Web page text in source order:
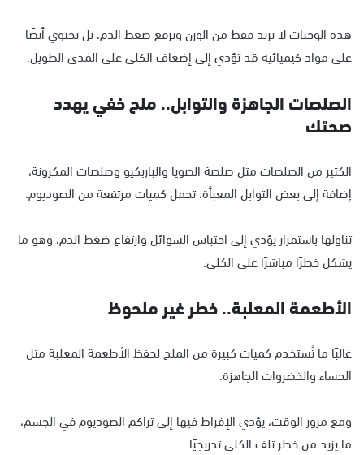
هذه الوجبات لا تزيد فقط من الوزن وترفع ضغط الدم، بل تحتوي أيضًا
على مواد كيميائية قد تؤدي إلى إضعاف الكلى على المدى الطويل.
الصلصات الجاهزة والتوابل.. ملح خفي يهدد
صحتك
الكثير من الصلصات مثل صلصة الصويا والباربكيو وصلصات المكرونة،
إضافة إلى بعض التوابل المعبأة، تحمل كميات مرتفعة من الصوديوم.
تناولها باستمرار يؤدي إلى احتباس السوائل وارتفاع ضغط الدم، وهو ما
يشكل خطرًا مباشرًا على الكلى.
الأطعمة المعلبة.. خطر غير ملحوظ
غالبًا ما تُستخدم كميات كبيرة من الملح لحفظ الأطعمة المعلبة مثل
الحساء والخضروات الجاهزة.
ومع مرور الوقت، يؤدي الإفراط فيها إلى تراكم الصوديوم في الجسم،
ما يزيد من خطر تلف الكلى تدريجيًا.